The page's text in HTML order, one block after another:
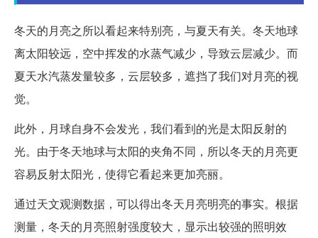
冬天的月亮之所以看起来特别亮，与夏天有关。冬天地球
离太阳较远，空中挥发的水蒸气减少，导致云层减少。而
夏天水汽蒸发量较多，云层较多，遮挡了我们对月亮的视
觉。
此外，月球自身不会发光，我们看到的光是太阳反射的
光。由于冬天地球与太阳的夹角不同，所以冬天的月亮更
容易反射太阳光，使得它看起来更加亮丽。
通过天文观测数据，可以得出冬天月亮明亮的事实。根据
测量，冬天的月亮照射强度较大，显示出较强的照明效